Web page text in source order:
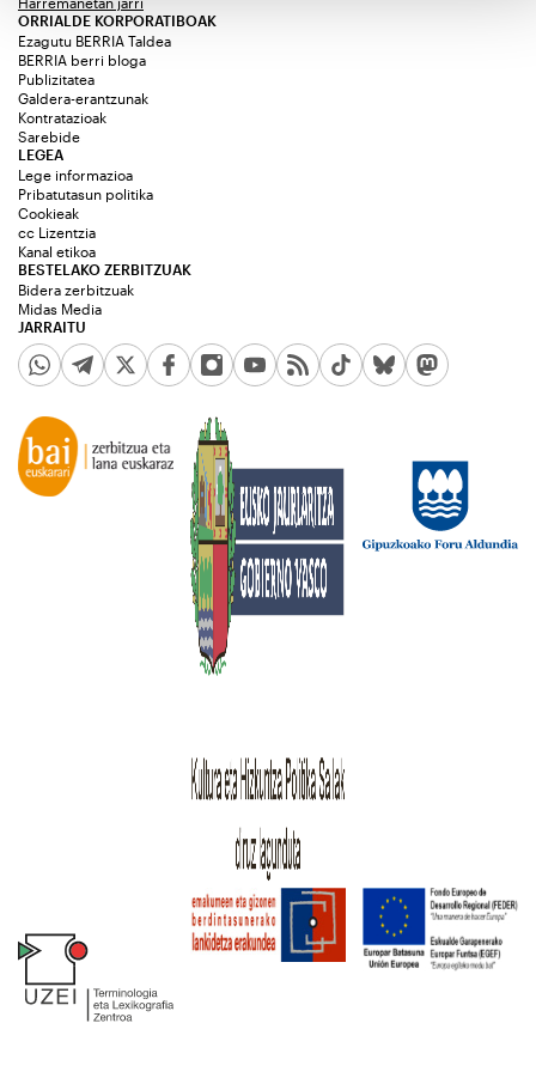
ORRIALDE KORPORATIBOAK
Ezagutu BERRIA Taldea
BERRIA berri bloga
Publizitatea
Galdera-erantzunak
Kontratazioak
Sarebide
JARRAITU
LEGEA
Lege informazioa
Pribatutasun politika
Cookieak
cc Lizentzia
Kanal etikoa
BESTELAKO ZERBITZUAK
Bidera zerbitzuak
Midas Media